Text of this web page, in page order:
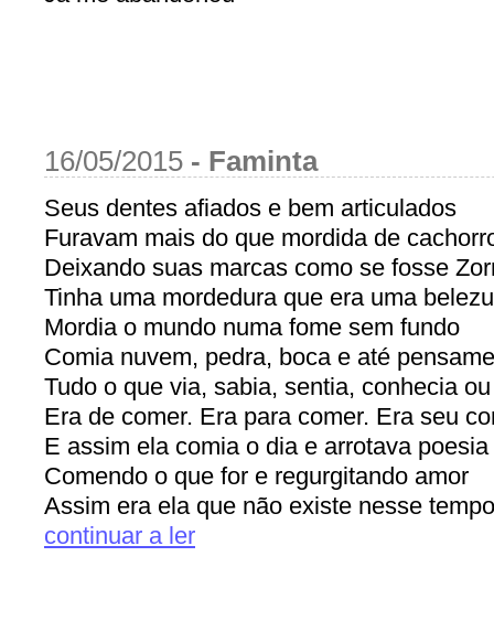
16/05/2015 - Faminta
Seus dentes afiados e bem articulados
Furavam mais do que mordida de
Deixando suas marcas como se fosse
Tinha uma mordedura que era uma
Mordia o mundo numa fome sem fundo
Comia nuvem, pedra, boca e até
Tudo o que via, sabia, sentia, conhecia
Era de comer. Era para comer. Era seu
E assim ela comia o dia e arrotava poesia
Comendo o que for e regurgitando amor
Assim era ela que não existe nesse
continuar a ler